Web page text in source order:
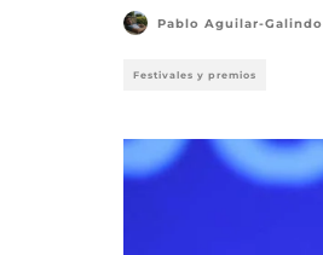
Pablo Aguilar-Galindo
Festivales y premios